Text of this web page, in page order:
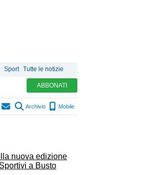
Sport Tutte le notizie
ABBONATI
Archivio Mobile